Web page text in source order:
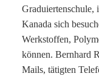
Graduiertenschule,
Kanada sich
Werkstoffen,
können. Bernhard
Mails, tätigten